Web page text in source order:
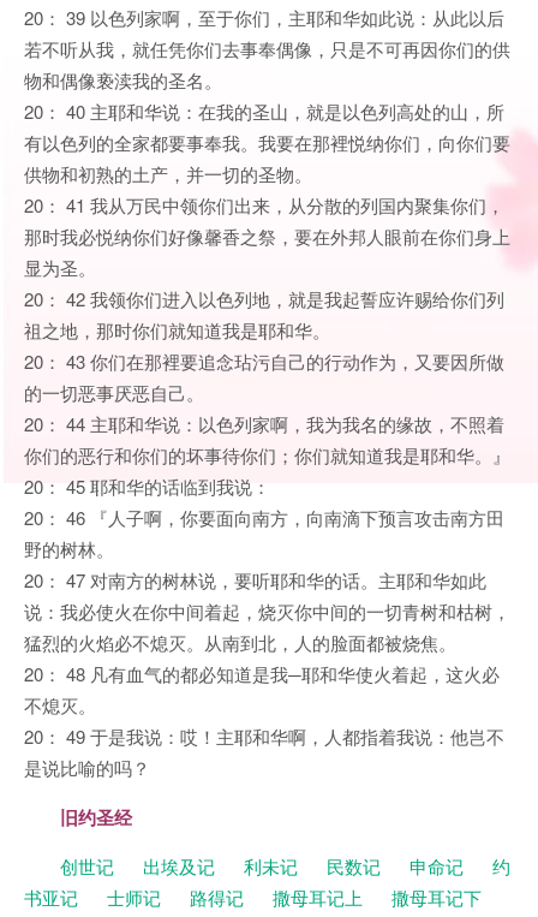
20： 39 以色列家啊，至于你们，主耶和华如此说：从此以后
若不听从我，就任凭你们去事奉偶像，只是不可再因你们的供
物和偶像亵渎我的圣名。
20： 40 主耶和华说：在我的圣山，就是以色列高处的山，所
有以色列的全家都要事奉我。我要在那裡悦纳你们，向你们要
供物和初熟的土产，并一切的圣物。
20： 41 我从万民中领你们出来，从分散的列国内聚集你们，
那时我必悦纳你们好像馨香之祭，要在外邦人眼前在你们身上
显为圣。
20： 42 我领你们进入以色列地，就是我起誓应许赐给你们列
祖之地，那时你们就知道我是耶和华。
20： 43 你们在那裡要追念玷污自己的行动作为，又要因所做
的一切恶事厌恶自己。
20： 44 主耶和华说：以色列家啊，我为我名的缘故，不照着
你们的恶行和你们的坏事待你们；你们就知道我是耶和华。』
20： 45 耶和华的话临到我说：
20： 46 『人子啊，你要面向南方，向南滴下预言攻击南方田
野的树林。
20： 47 对南方的树林说，要听耶和华的话。主耶和华如此
说：我必使火在你中间着起，烧灭你中间的一切青树和枯树，
猛烈的火焰必不熄灭。从南到北，人的脸面都被烧焦。
20： 48 凡有血气的都必知道是我─耶和华使火着起，这火必
不熄灭。
20： 49 于是我说：哎！主耶和华啊，人都指着我说：他岂不
是说比喻的吗？
旧约圣经
创世记 出埃及记 利未记 民数记 申命记
约
书亚记
士师记 路得记 撒母耳记上
撒母耳记下